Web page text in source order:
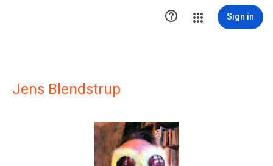
 Sign in
Jens Blendstrup